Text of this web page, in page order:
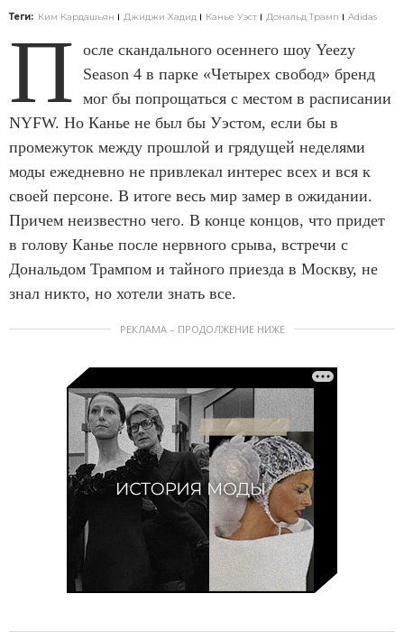
Теги: Ким Кардашьян Джиджи Хадид Канье Уэст Дональд Трамп Adidas
П осле скандального осеннего шоу Yeezy
Season 4 в парке «Четырех свобод» бренд
мог бы попрощаться с местом в расписании
NYFW. Но Канье не был бы Уэстом, если бы в
промежуток между прошлой и грядущей неделями
моды ежедневно не привлекал интерес всех и вся к
своей персоне. В итоге весь мир замер в ожидании.
Причем неизвестно чего. В конце концов, что придет
в голову Канье после нервного срыва, встречи с
Дональдом Трампом и тайного приезда в Москву, не
знал никто, но хотели знать все.
РЕКЛАМА – ПРОДОЛЖЕНИЕ НИЖЕ